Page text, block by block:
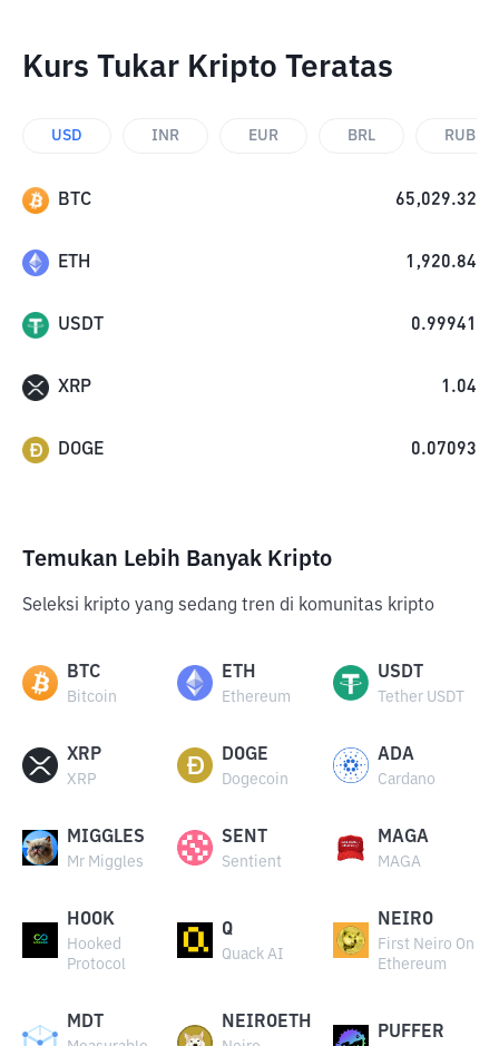
Kurs Tukar Kripto Teratas
USD INR EUR BRL RUB
BTC 65,029.32
ETH 1,920.84
USDT 0.99941
XRP 1.04
DOGE 0.07093
Temukan Lebih Banyak Kripto
Seleksi kripto yang sedang tren di komunitas kripto
BTC
Bitcoin
ETH
Ethereum
USDT
Tether USDT
XRP
XRP
DOGE
Dogecoin
ADA
Cardano
MIGGLES
Mr Miggles
SENT
Sentient
MAGA
MAGA
HOOK
Hooked
Protocol
Q
Quack AI
NEIRO
First Neiro On
Ethereum
MDT NEIROETH
PUFFER